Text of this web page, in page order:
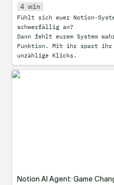
4 min
Fühlt sich euer Notion-
schwerfällig an?
Dann fehlt eurem System
Funktion. Mit ihr spart ihr
unzählige Klicks.
Notion AI Agent:
Notion AI Agent: Game